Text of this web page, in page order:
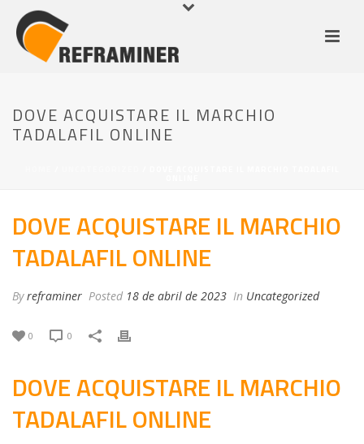
DOVE ACQUISTARE IL MARCHIO
TADALAFIL ONLINE
DOVE ACQUISTARE IL MARCHIO
TADALAFIL ONLINE
Byreframiner Posted 18 de abril de 2023 In Uncategorized
0 0
DOVE ACQUISTARE IL MARCHIO
TADALAFIL ONLINE